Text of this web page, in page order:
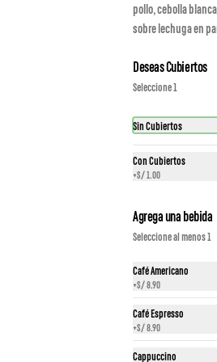
pollo, cebolla
sobre lechuga en
Deseas Cubiertos
Seleccione 1
Sin Cubiertos
Con Cubiertos
+S/ 1.00
Agrega una bebida
Seleccione al menos 1
Café Americano
+S/ 8.90
Café Espresso
+S/ 8.90
Cappuccino